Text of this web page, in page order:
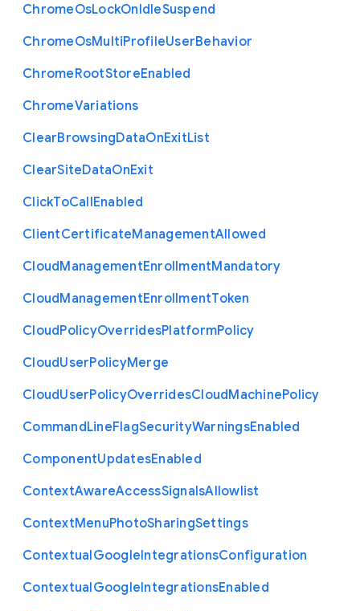
ChromeOsLockOnIdleSuspend
ChromeOsMultiProfileUserBehavior
ChromeRootStoreEnabled
ChromeVariations
ClearBrowsingDataOnExitList
ClearSiteDataOnExit
ClickToCallEnabled
ClientCertificateManagementAllowed
CloudManagementEnrollmentMandatory
CloudManagementEnrollmentToken
CloudPolicyOverridesPlatformPolicy
CloudUserPolicyMerge
CloudUserPolicyOverridesCloudMachinePolicy
CommandLineFlagSecurityWarningsEnabled
ComponentUpdatesEnabled
ContextAwareAccessSignalsAllowlist
ContextMenuPhotoSharingSettings
ContextualGoogleIntegrationsConfiguration
ContextualGoogleIntegrationsEnabled